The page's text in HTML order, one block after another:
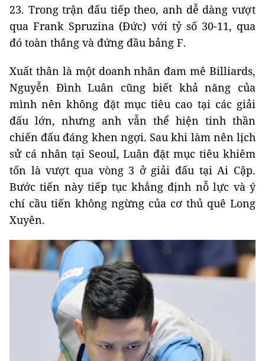
23. Trong trận đấu tiếp theo, anh dễ dàng vượt
qua Frank Spruzina (Đức) với tỷ số 30-11, qua
đó toàn thắng và đứng đầu bảng F.
Xuất thân là một doanh nhân đam mê Billiards,
Nguyễn Đình Luân cũng biết khả năng của
mình nên không đặt mục tiêu cao tại các giải
đấu lớn, nhưng anh vẫn thể hiện tinh thần
chiến đấu đáng khen ngợi. Sau khi làm nên lịch
sử cá nhân tại Seoul, Luân đặt mục tiêu khiêm
tốn là vượt qua vòng 3 ở giải đấu tại Ai Cập.
Bước tiến này tiếp tục khẳng định nỗ lực và ý
chí cầu tiến không ngừng của cơ thủ quê Long
Xuyên.